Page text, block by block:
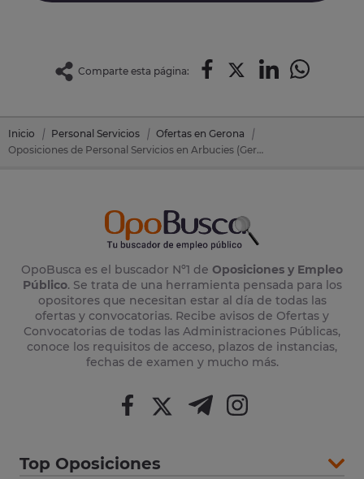
Comparte esta página:
Inicio Personal Servicios
Ofertas en Gerona
Oposiciones de Personal Servicios en Arbucies (Gerona)
OpoBusca es el buscador Nº1 de Oposiciones y Empleo
Público. Se trata de una herramienta pensada para los
opositores que necesitan estar al día de todas las
ofertas y convocatorias. Recibe avisos de Ofertas y
Convocatorias de todas las Administraciones Públicas,
conoce los requisitos de acceso, plazos de instancias,
fechas de examen y mucho más.
Top Oposiciones